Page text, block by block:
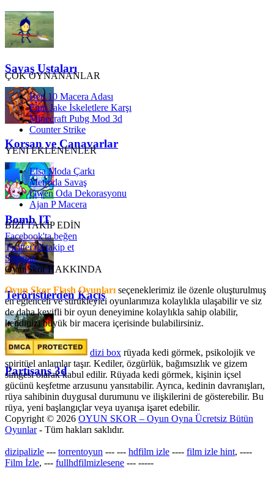
Savaş Ustaları
Korsan ve Canavarlar
Bomb IT
Teröristlerden Kaçış
Partisans 3d
ÇOK OYNANANLAR
Ben 10 Macera Adası
Finn Jake İskeletlere Karşı
Minecraft Pubg Mod 3d
Counter Strike
YENİ EKLENENLER
Elsa Moda Çarkı
Metroda Savaş
Gwen Oda Dekorasyonu
Ajan P Macera
BİZİ TAKİP EDİN
Facebook'ta beğen
Twitter'da takip et
Sitemap
OyunSkor HAKKINDA
Oyun Skor Flash Oyunları seçeneklerimiz ile özenle oluşturulmuş
en eğlenceli ve sürükleyici oyunlarımıza kolaylıkla ulaşabilir ve siz
de daha keyifli bir oyun deneyimine kolaylıkla sahip olabilir,
kendinizi büyük bir macera içerisinde bulabilirsiniz.
dizi box rüyada kedi görmek​, psikolojik ve
spiritüel anlamlar taşır. Kediler, özgürlük, bağımsızlık ve gizem
simgesi olarak kabul edilir. Rüyada kedi görmek, kişinin içsel
gücünü keşfetme arzusunu yansıtabilir. Ayrıca, kedinin davranışları,
rüya sahibinin duygusal durumunu ve ilişkilerini de gösterebilir. Bu
rüya, yeni başlangıçlar veya uyanışa işaret edebilir.
Copyright © 2026 OYUN SKOR – Oyun Oyna Ücretsiz Bütün
Oyunlar- Tüm hakları saklıdır.
dizipalizle --- torrentoyun --- --- hdfilm izle ---- film izle hint, ----
Film İzle, --- fullhdfilmizlesene --- -----